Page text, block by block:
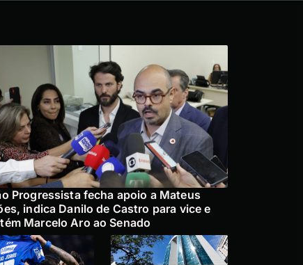
Progressista fecha apoio a Mateus
indica Danilo de Castro para vice e
Marcelo Aro ao Senado